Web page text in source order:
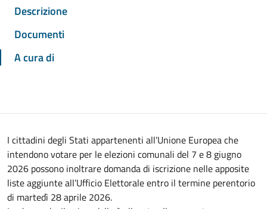
Descrizione
Documenti
A cura di
I cittadini degli Stati appartenenti all’Unione Europea che
intendono votare per le elezioni comunali del 7 e 8 giugno
2026 possono inoltrare domanda di iscrizione nelle apposite
liste aggiunte all’Ufficio Elettorale entro il termine perentorio
di martedì 28 aprile 2026.